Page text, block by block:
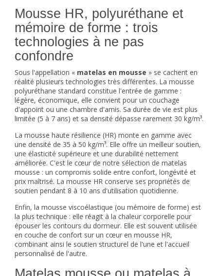
Mousse HR, polyuréthane et
mémoire de forme : trois
technologies à ne pas
confondre
Sous l'appellation « matelas en mousse » se cachent en
réalité plusieurs technologies très différentes. La mousse
polyuréthane standard constitue l'entrée de gamme :
légère, économique, elle convient pour un couchage
d'appoint ou une chambre d'amis. Sa durée de vie est plus
limitée (5 à 7 ans) et sa densité dépasse rarement 30 kg/m³.
La mousse haute résilience (HR) monte en gamme avec
une densité de 35 à 50 kg/m³. Elle offre un meilleur soutien,
une élasticité supérieure et une durabilité nettement
améliorée. C'est le cœur de notre sélection de matelas
mousse : un compromis solide entre confort, longévité et
prix maîtrisé. La mousse HR conserve ses propriétés de
soutien pendant 8 à 10 ans d'utilisation quotidienne.
Enfin, la mousse viscoélastique (ou mémoire de forme) est
la plus technique : elle réagit à la chaleur corporelle pour
épouser les contours du dormeur. Elle est souvent utilisée
en couche de confort sur un cœur en mousse HR,
combinant ainsi le soutien structurel de l'une et l'accueil
personnalisé de l'autre.